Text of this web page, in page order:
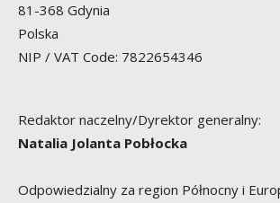
81-368 Gdynia
Polska
NIP / VAT Code: 7822654346
Redaktor naczelny/Dyrektor generalny:
Natalia Jolanta Pobłocka
Odpowiedzialny za region Północny i